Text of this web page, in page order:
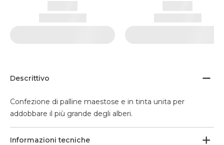
Descrittivo
Confezione di palline maestose e in tinta unita per
addobbare il più grande degli alberi.
Informazioni tecniche